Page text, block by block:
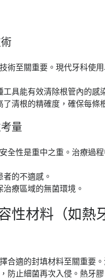
術至關重要。現代牙科使
具能有效清除根管內的感
清根的精確度，確保每條
量
全性是重中之重。治療過
的不適感。
療區域的無菌環境。
性材料（如熱
合適的封填材料至關重要
防止細菌再次入侵。熱牙